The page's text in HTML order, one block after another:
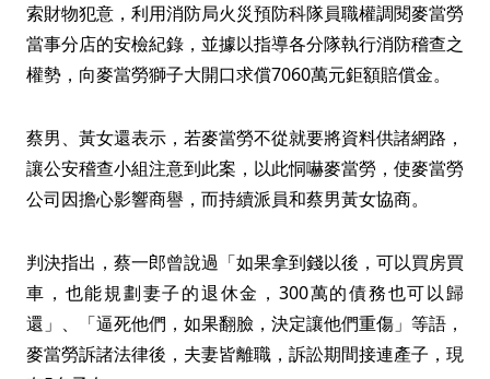
索財物犯意，利用消防局火災預防科隊員職權調閱麥當勞
當事分店的安檢紀錄，並據以指導各分隊執行消防稽查之
權勢，向麥當勞獅子大開口求償7060萬元鉅額賠償金。
蔡男、黃女還表示，若麥當勞不從就要將資料供諸網路，
讓公安稽查小組注意到此案，以此恫嚇麥當勞，使麥當勞
公司因擔心影響商譽，而持續派員和蔡男黃女協商。
判決指出，蔡一郎曾說過「如果拿到錢以後，可以買房買
車，也能規劃妻子的退休金，300萬的債務也可以歸
還」、「逼死他們，如果翻臉，決定讓他們重傷」等語，
麥當勞訴諸法律後，夫妻皆離職，訴訟期間接連產子，現